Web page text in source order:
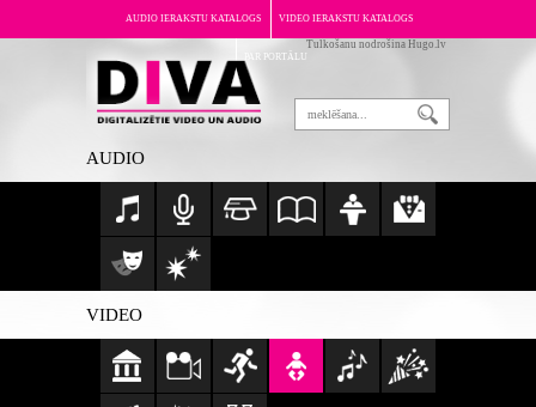
AUDIO IERAKSTU KATALOGS VIDEO IERAKSTU KATALOGS
PAR PORTĀLU
Tulkošanu nodrošina Hugo.lv
AUDIO
VIDEO